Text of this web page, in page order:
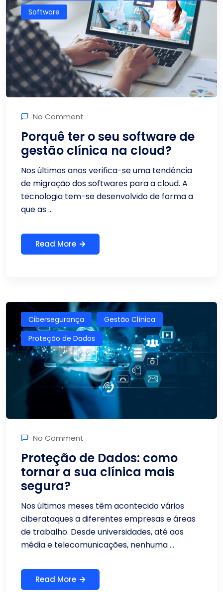
Software
No Comment
Porquê ter o seu software de
gestão clínica na cloud?
Nos últimos anos verifica-se uma tendência
de migração dos softwares para a cloud. A
tecnologia tem-se desenvolvido de forma a
que as ...
Read More
Cibersegurança
Gestão Clínica
Proteção de Dados
No Comment
Proteção de Dados: como
tornar a sua clínica mais
segura?
Nos últimos meses têm acontecido vários
ciberataques a diferentes empresas e áreas
de trabalho. Desde universidades, até aos
média e telecomunicações, nenhuma ...
Read More